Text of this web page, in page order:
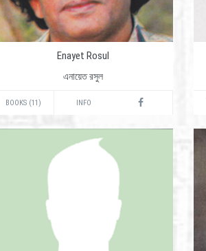
Enayet Rosul
এনায়েত রসুল
BOOKS (11) INFO